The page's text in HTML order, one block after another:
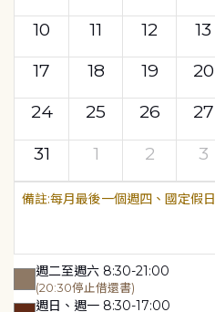
10
11 12 13
17
18 19 20
24
25 26 27
31
1 2 3
每月最後一個週四、國定假日
週二至週六 8:30-21:00
(20:30停止借還書)
週日、週一 8:30-17:00